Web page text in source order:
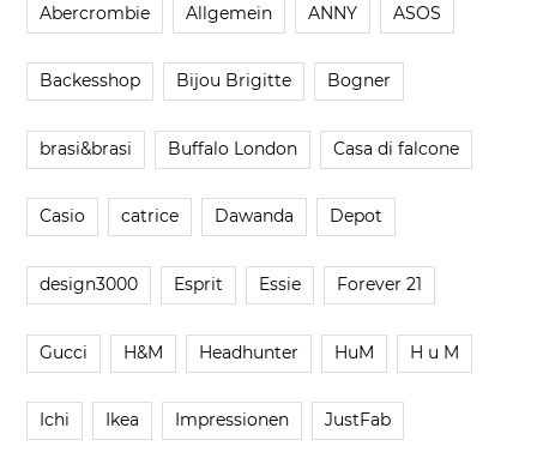
Abercrombie Allgemein ANNY ASOS
Backesshop Bijou Brigitte Bogner
brasi&brasi Buffalo London Casa di falcone
Casio catrice Dawanda Depot
design3000 Esprit Essie Forever 21
Gucci H&M Headhunter HuM H u M
Ichi Ikea Impressionen JustFab